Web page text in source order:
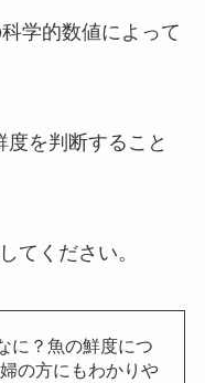
学的数値によって
を判断すること
てください。
に？魚の鮮度につ
の方にもわかりや